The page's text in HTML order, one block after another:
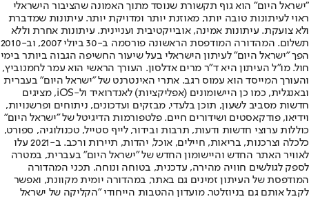
"ישראל היום" הוא גוף תקשורת שנוסד מתוך האמונה שהציבור הישראלי
ראוי לעיתונות טובה יותר, מאוזנת יותר ומדויקת יותר. עיתונות שמדברת
ולא צועקת. עיתונות אמינה, אובייקטיבית ועניינית. עיתונות אחרת וללא
תשלום. המהדורה המודפסת הראשונה פורסמה ב-30 ביולי 2007, וב-2010
הפך "ישראל היום" לעיתון הישראלי בעל שיעור החשיפה הגבוה ביותר בימי
חול. מו"ל העיתון היא ד"ר מרים אדלסון. העורך הראשי הוא עמר לחמנוביץ,
והעורך המייסד הוא עמוס רגב. אתרי האינטרנט של "ישראל היום" בעברית
ובאנגלית, כמו כן היישומונים (אפליקציות) לאנדרואיד ול-iOS, מציגים
חדשות מסביב לשעון, תוכן בלעדי, מבזקים ועדכונים, ניתוחים ופרשנויות,
וידיאו, פודקאסטים ושידורים חיים. פלטפורמות הדיגיטל של "ישראל היום"
כוללות ערוצי חדשות ודעות, תרבות ובידור, לייף סטייל, טכנולוגיה, ספורט,
כלכלה וצרכנות, בריאות, חיילים, אוכל, יהדות, תיירות ורכב. ב-2021 עלו
לאוויר האתר החדש והיישומון החדש של "ישראל היום" בעברית, במטרה
לספק לגולשים חוויה מהירה, עדכנית, בטוחה ונוחה. תכני המהדורה
המודפסת של העיתון זמינים גם באתר, במהדורה יומית מקוונת, ואפשר
לקבל אותם גם בניוזלטר. מועדון ההטבות הייחודי "הקליקה של ישראל